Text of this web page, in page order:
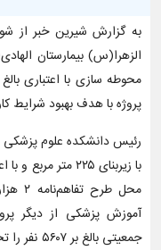
به گزارش شیرین خبر از
پروژه با هدف بهبود شرایط
رئیس دانشکده علوم پزشکی
محل
آموزش پزشکی از دیگر
جمعیتی